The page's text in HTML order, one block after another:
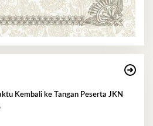
Kembali ke Tangan Peserta JKN